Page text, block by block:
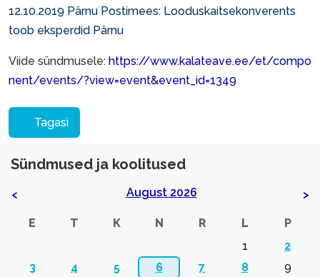
12.10.2019 Pärnu Postimees: Looduskaitsekonverents
toob eksperdid Pärnu
Viide sündmusele: https://www.kalateave.ee/et/compo
nent/events/?view=event&event_id=1349
Tagasi
Sündmused ja koolitused
< August 2026 >
E T K N R L
P
1
2
3
4 5 6 7 8
9